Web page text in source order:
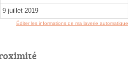
9 juillet 2019
Éditer les informations de ma laverie automatique